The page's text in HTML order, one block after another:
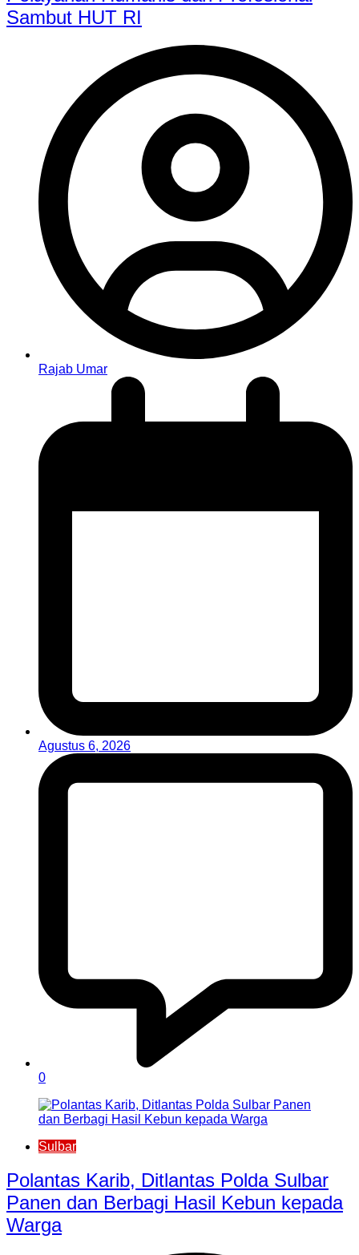
Sambut HUT RI
Rajab Umar
Agustus 6, 2026
0
Sulbar
Polantas Karib, Ditlantas Polda Sulbar
Panen dan Berbagi Hasil Kebun kepada
Warga